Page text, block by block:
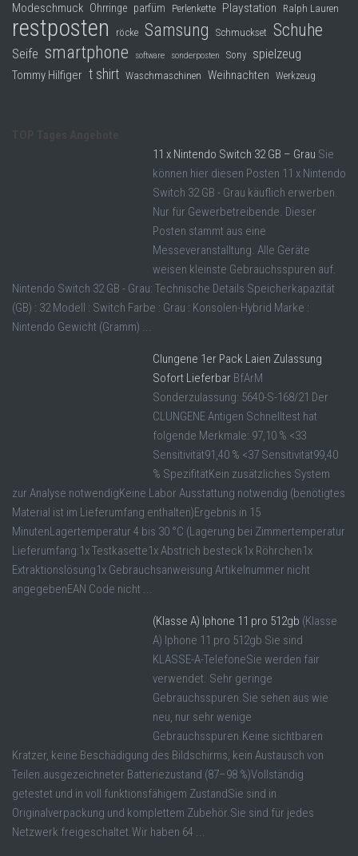
Modeschmuck Ohrringe parfüm Perlenkette Playstation Ralph Lauren
restposten röcke Samsung Schmuckset Schuhe
Seife smartphone software sonderposten Sony spielzeug
Tommy Hilfiger t shirt Waschmaschinen Weihnachten Werkzeug
11 x Nintendo Switch 32 GB – Grau Sie
können hier diesen Posten 11 x Nintendo
Switch 32 GB - Grau käuflich erwerben.
Nur für Gewerbetreibende. Dieser
Posten stammt aus eine
Messeveranstalltung. Alle Geräte
weisen kleinste Gebrauchsspuren auf.
Nintendo Switch 32 GB - Grau: Technische Details Speicherkapazität
(GB) : 32 Modell : Switch Farbe : Grau : Konsolen-Hybrid Marke :
Nintendo Gewicht (Gramm) ...
Clungene 1er Pack Laien Zulassung
Sofort Lieferbar BfArM
Sonderzulassung: 5640-S-168/21 Der
CLUNGENE Antigen Schnelltest hat
folgende Merkmale: 97,10 % <33
Sensitivität91,40 % <37 Sensitivität99,40
% SpezifitätKein zusätzliches System
zur Analyse notwendigKeine Labor Ausstattung notwendig (benötigtes
Material ist im Lieferumfang enthalten)Ergebnis in 15
MinutenLagertemperatur 4 bis 30 °C (Lagerung bei Zimmertemperatur
Lieferumfang:1x Testkasette1x Abstrich besteck1x Röhrchen1x
Extraktionslösung1x Gebrauchsanweisung Artikelnummer nicht
angegebenEAN Code nicht ...
(Klasse A) Iphone 11 pro 512gb (Klasse
A) Iphone 11 pro 512gb Sie sind
KLASSE-A-TelefoneSie werden fair
verwendet. Sehr geringe
Gebrauchsspuren.Sie sehen aus wie
neu, nur sehr wenige
Gebrauchsspuren.Keine sichtbaren
Kratzer, keine Beschädigung des Bildschirms, kein Austausch von
Teilen.ausgezeichneter Batteriezustand (87–98 %)Vollständig
getestet und in voll funktionsfähigem ZustandSie sind in
Originalverpackung und komplettem Zubehör.Sie sind für jedes
Netzwerk freigeschaltet.Wir haben 64 ...